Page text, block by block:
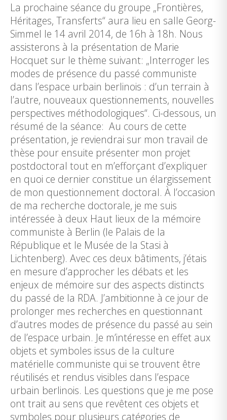
La prochaine séance du groupe „Frontières,
Héritages, Transferts“ aura lieu en salle Georg-
Simmel le 14 avril 2014, de 16h à 18h. Nous
assisterons à la présentation de Marie
Hocquet sur le thème suivant: „Interroger les
modes de présence du passé communiste
dans l’espace urbain berlinois : d’un terrain à
l’autre, nouveaux questionnements, nouvelles
perspectives méthodologiques“. Ci-dessous, un
résumé de la séance: Au cours de cette
présentation, je reviendrai sur mon travail de
thèse pour ensuite présenter mon projet
postdoctoral tout en m’efforçant d’expliquer
en quoi ce dernier constitue un élargissement
de mon questionnement doctoral. À l’occasion
de ma recherche doctorale, je me suis
intéressée à deux Haut lieux de la mémoire
communiste à Berlin (le Palais de la
République et le Musée de la Stasi à
Lichtenberg). Avec ces deux bâtiments, j’étais
en mesure d’approcher les débats et les
enjeux de mémoire sur des aspects distincts
du passé de la RDA. J’ambitionne à ce jour de
prolonger mes recherches en questionnant
d’autres modes de présence du passé au sein
de l’espace urbain. Je m’intéresse en effet aux
objets et symboles issus de la culture
matérielle communiste qui se trouvent être
réutilisés et rendus visibles dans l’espace
urbain berlinois. Les questions que je me pose
ont trait au sens que revêtent ces objets et
symboles pour plusieurs catégories de